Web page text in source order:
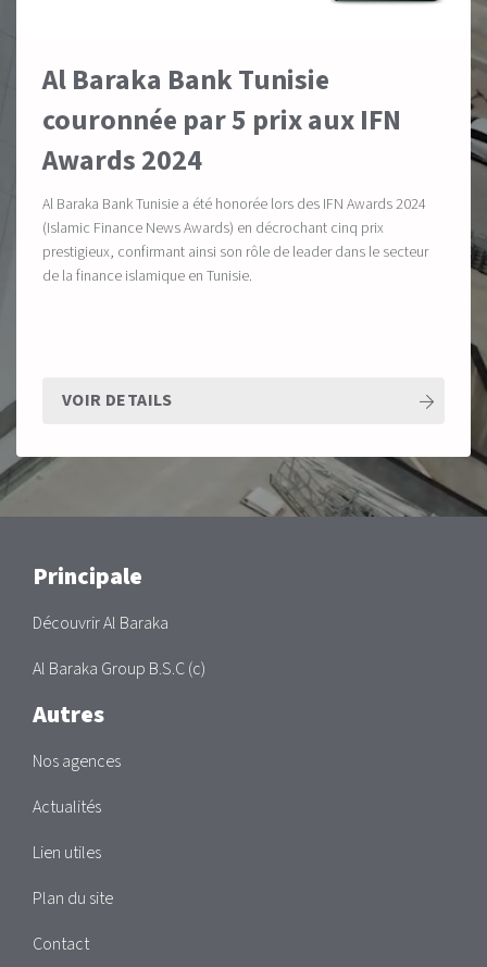
Al Baraka Bank Tunisie
couronnée par 5 prix aux IFN
Awards 2024
Al Baraka Bank Tunisie a été honorée lors des IFN Awards 2024
(Islamic Finance News Awards) en décrochant cinq prix
prestigieux, confirmant ainsi son rôle de leader dans le secteur
de la finance islamique en Tunisie.
VOIR DETAILS
Main
Principale
Découvrir Al Baraka
Al Baraka Group B.S.C (c)
Autres
Nos agences
Actualités
Lien utiles
Plan du site
Contact